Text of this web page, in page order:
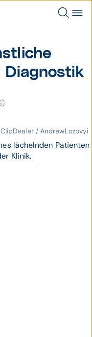
Dia­gnostik
/ AndrewLozovyi
lächelnden Patienten
Klinik.